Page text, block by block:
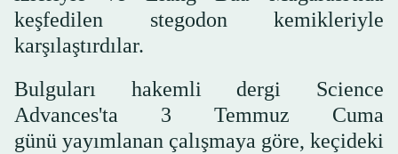
keşfedilen stegodon kemikleriyle
karşılaştırdılar.
Bulguları hakemli dergi Science
Advances'ta 3 Temmuz Cuma
günü yayımlanan çalışmaya göre, keçideki